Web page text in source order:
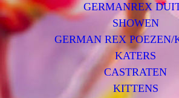
GERMANREX
SHOWEN
GERMAN REX POEZEN/
KATERS
CASTRATEN
KITTENS